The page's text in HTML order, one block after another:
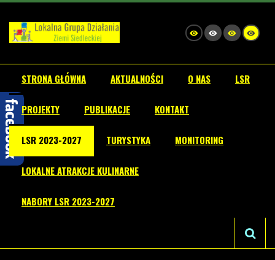
STRONA GŁÓWNA AKTUALNOŚCI O NAS LSR
PROJEKTY PUBLIKACJE KONTAKT
LSR 2023-2027 TURYSTYKA MONITORING
LOKALNE ATRAKCJE KULINARNE
NABORY LSR 2023-2027